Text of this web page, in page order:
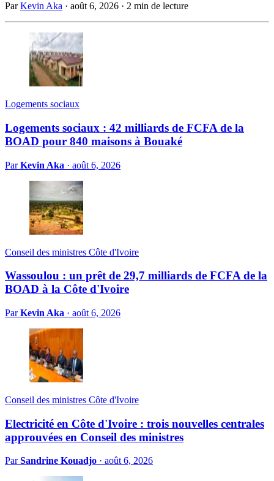
ParKevin Aka · août 6, 2026 · 2 min de lecture
Logements sociaux
Logements sociaux : 42 milliards de FCFA de la
BOAD pour 840 maisons à Bouaké
ParKevin Aka · août 6, 2026
Conseil des ministres Côte d'Ivoire
Wassoulou : un prêt de 29,7 milliards de FCFA de la
BOAD à la Côte d'Ivoire
ParKevin Aka · août 6, 2026
Conseil des ministres Côte d'Ivoire
Electricité en Côte d'Ivoire : trois nouvelles centrales
approuvées en Conseil des ministres
ParSandrine Kouadjo · août 6, 2026